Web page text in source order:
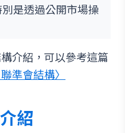
是透過公開市場操
介紹，可以參考這篇
準會結構〉
紹